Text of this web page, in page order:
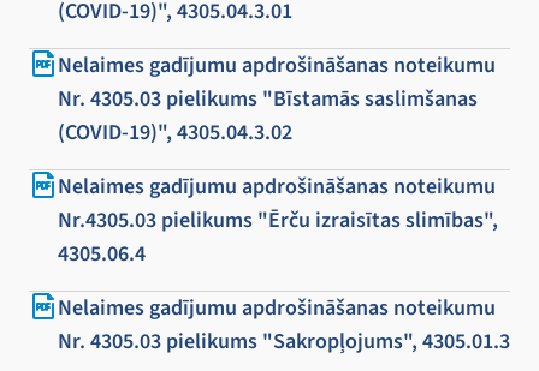
(COVID-19)", 4305.04.3.01
Nelaimes gadījumu apdrošināšanas noteikumu
Nr. 4305.03 pielikums "Bīstamās saslimšanas
(COVID-19)", 4305.04.3.02
Nelaimes gadījumu apdrošināšanas noteikumu
Nr.4305.03 pielikums "Ērču izraisītas slimības",
4305.06.4
Nelaimes gadījumu apdrošināšanas noteikumu
Nr. 4305.03 pielikums "Sakropļojums", 4305.01.3